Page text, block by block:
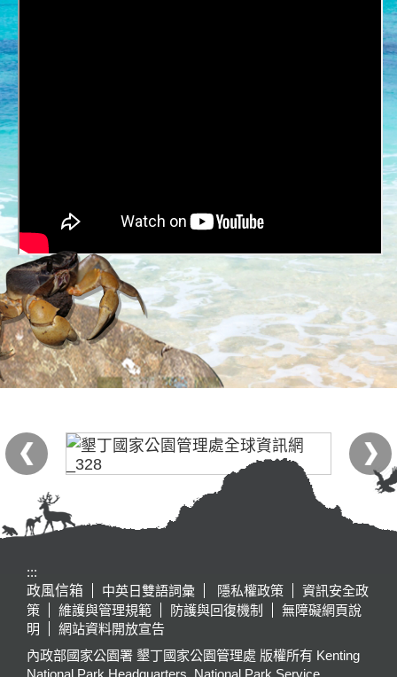
:::
政風信箱
中英日雙語詞彙 隱私權政策
資訊安全政
策
維護與管理規範 防護與回復機制
無障礙網頁說
明
網站資料開放宣告
內政部國家公園署 墾丁國家公園管理處 版權所有 Kenting
National Park Headquarters, National Park Service,